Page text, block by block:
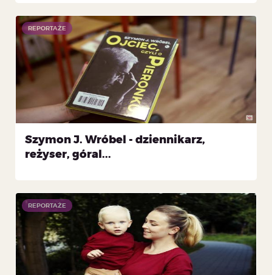
Szymon J. Wróbel - dziennikarz,
reżyser, góral...
REPORTAŻE
REPORTAŻE